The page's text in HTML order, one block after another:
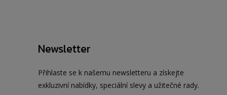
Newsletter
Přihlaste se k našemu newsletteru a získejte
exkluzivní nabídky, speciální slevy a užitečné rady.